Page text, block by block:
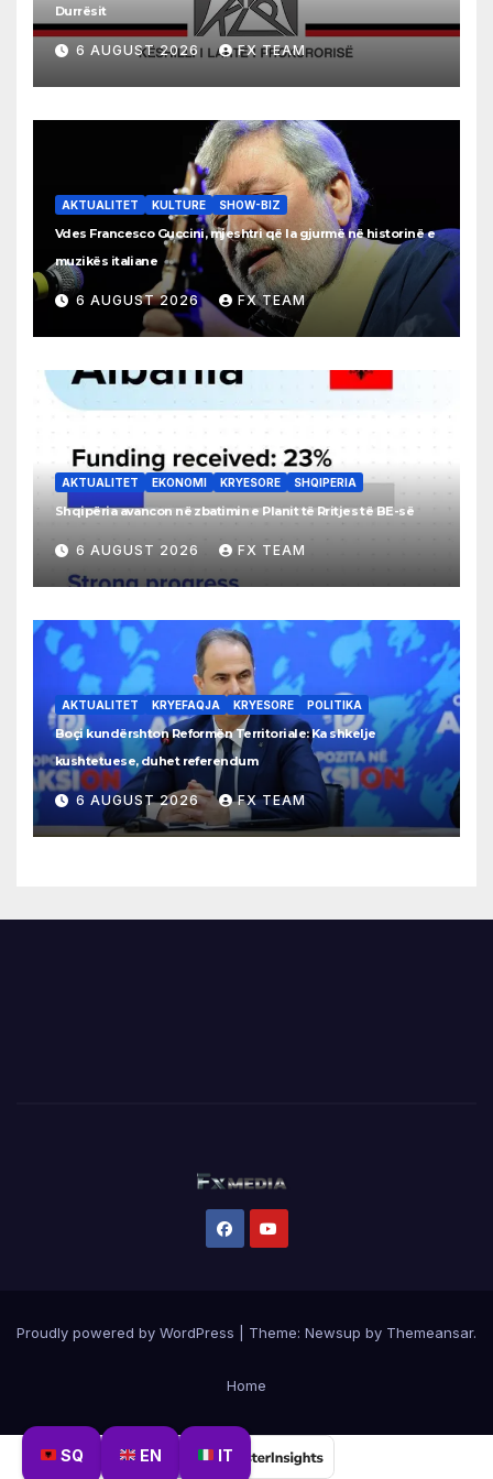
SQ EN IT
Durrësit
6 AUGUST 2026 FX TEAM
AKTUALITET KULTURE SHOW-BIZ
Vdes Francesco Guccini, mjeshtri që la gjurmë në historinë e
muzikës italiane
6 AUGUST 2026 FX TEAM
AKTUALITET EKONOMI KRYESORE SHQIPERIA
Shqipëria avancon në zbatimin e Planit të Rritjes të BE-së
6 AUGUST 2026 FX TEAM
AKTUALITET KRYEFAQJA KRYESORE POLITIKA
Boçi kundërshton Reformën Territoriale: Ka shkelje
kushtetuese, duhet referendum
6 AUGUST 2026 FX TEAM
Proudly powered by WordPress Theme: Newsup by Themeansar.
Home